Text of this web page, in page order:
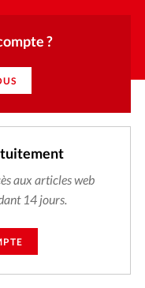
réveil
Aujourd'hui
?
aux articles web
14 jours.